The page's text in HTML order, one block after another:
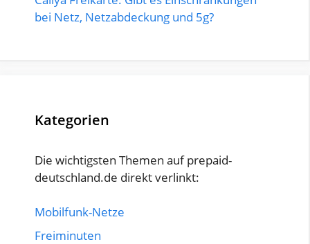
bei Netz, Netzabdeckung und 5g?
Kategorien
Die wichtigsten Themen auf prepaid-
deutschland.de direkt verlinkt:
Mobilfunk-Netze
Freiminuten